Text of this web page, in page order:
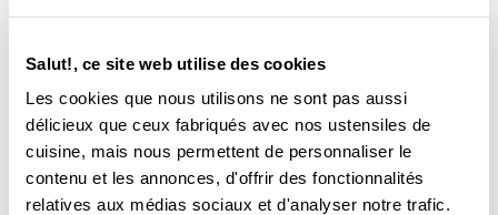
Salut!, ce site web utilise des cookies
Les cookies que nous utilisons ne sont pas aussi
délicieux que ceux fabriqués avec nos ustensiles de
cuisine, mais nous permettent de personnaliser le
contenu et les annonces, d'offrir des fonctionnalités
relatives aux médias sociaux et d'analyser notre trafic.
Il ne retient ni les odeurs ni les saveurs et est très
Garantie de qualité Cristel France
Découvrez la cuisine saine avec un
ustensile pratique, hygiénique et
facile à utiliser.